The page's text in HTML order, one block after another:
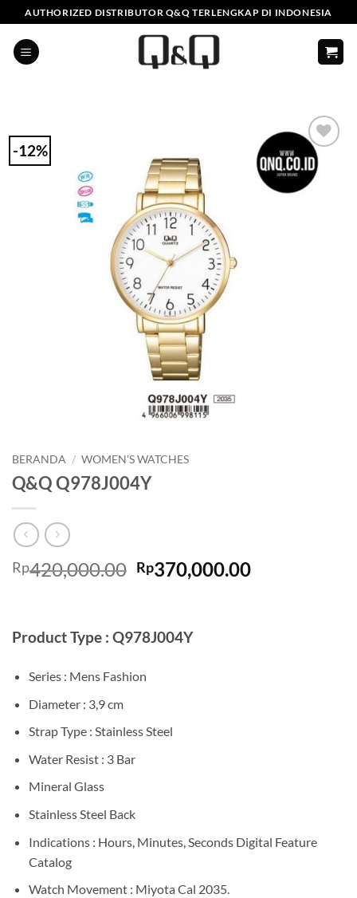
to
content
AUTHORIZED DISTRIBUTOR Q&Q TERLENGKAP DI INDONESIA
-12%
Add to
Wishlist
BERANDA / WOMEN'S WATCHES
Q&Q Q978J004Y
Rp420,000.00 Harga
aslinya
Rp420,000.00.
Rp370,000.00Harga
Product Type : Q978J004Y
Series : Mens Fashion
Diameter : 3,9 cm
Strap Type : Stainless Steel
Water Resist : 3 Bar
Mineral Glass
Stainless Steel Back
Indications : Hours, Minutes, Seconds Digital Feature
Catalog
Watch Movement : Miyota Cal 2035.